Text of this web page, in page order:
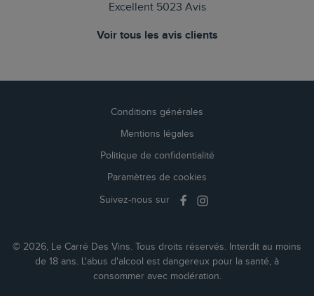
Excellent 5023 Avis
Voir tous les avis clients
Conditions générales
Mentions légales
Politique de confidentialité
Paramètres de cookies
Suivez-nous sur
© 2026, Le Carré Des Vins. Tous droits réservés. Interdit au moins
de 18 ans. L'abus d'alcool est dangereux pour la santé, à
consommer avec modération.